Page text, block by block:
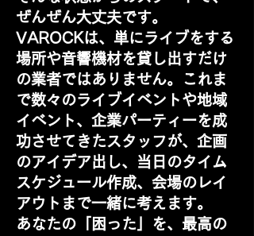
ぜんぜん大丈夫です。
VAROCKは、単にライブをする
場所や音響機材を貸し出すだけ
の業者ではありません。これま
で数々のライブイベントや地域
イベント、企業パーティーを成
功させてきたスタッフが、企画
のアイデア出し、当日のタイム
スケジュール作成、会場のレイ
アウトまで一緒に考えます。
あなたの「困った」を、最高の